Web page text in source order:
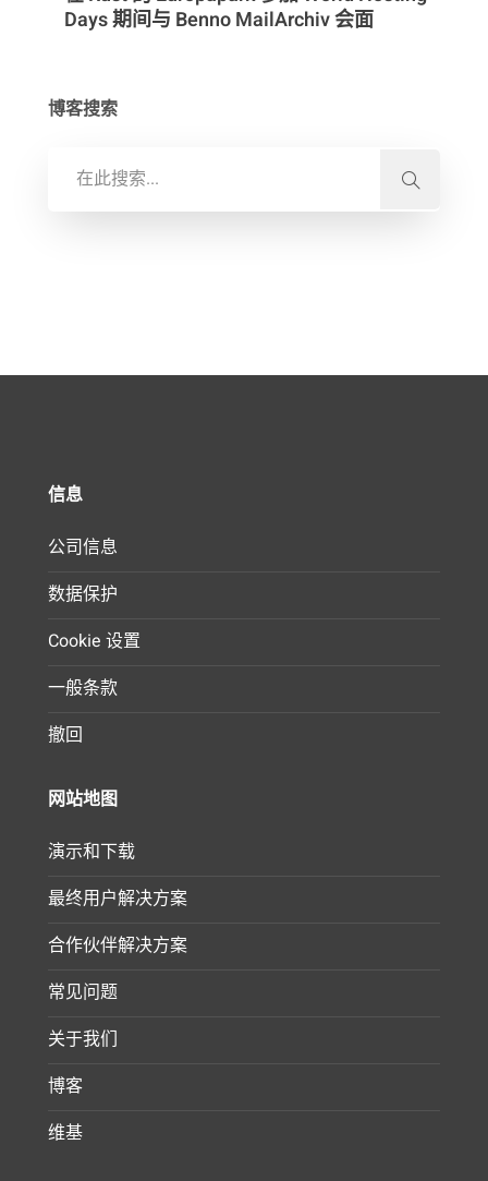
Days 期间与 Benno MailArchiv 会面
博客搜索
信息
公司信息
数据保护
Cookie 设置
一般条款
撤回
网站地图
演示和下载
最终用户解决方案
合作伙伴解决方案
常见问题
关于我们
博客
维基